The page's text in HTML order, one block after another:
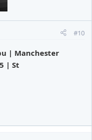
#10
| Manchester
| St